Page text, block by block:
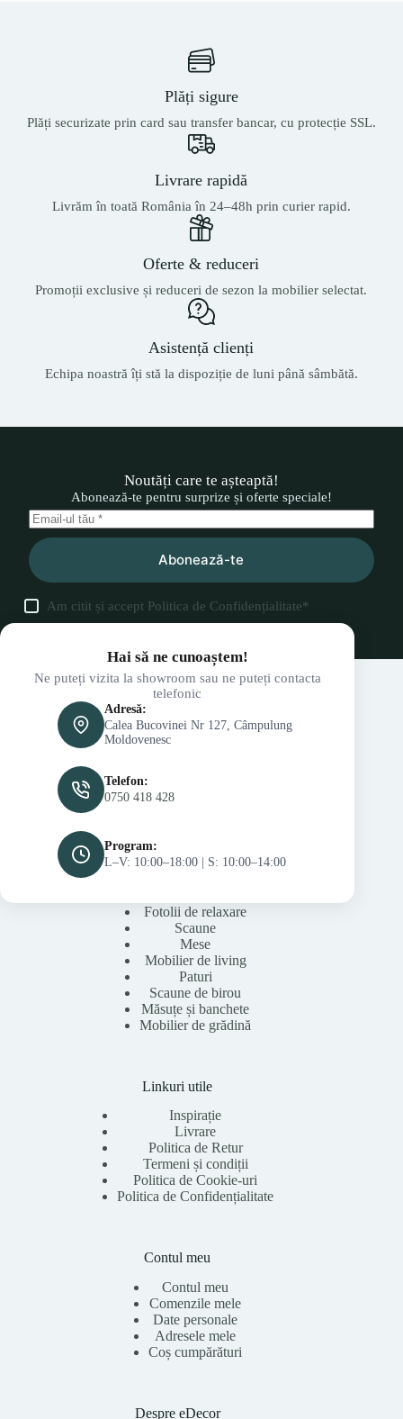
Plăți sigure
Plăți securizate prin card sau transfer bancar, cu protecție SSL.
Livrare rapidă
Livrăm în toată România în 24–48h prin curier rapid.
Oferte & reduceri
Promoții exclusive și reduceri de sezon la mobilier selectat.
Asistență clienți
Echipa noastră îți stă la dispoziție de luni până sâmbătă.
Noutăți care te așteaptă!
Abonează-te pentru surprize și oferte speciale!
Abonează-te
Am citit și accept Politica de Confidențialitate*
Hai să ne cunoaștem!
Ne puteți vizita la showroom sau ne puteți contacta
telefonic
Adresă:
Calea Bucovinei Nr 127, Câmpulung
Moldovenesc
Telefon:
0750 418 428
Program:
L–V: 10:00–18:00 | S: 10:00–14:00
Fotolii de relaxare
Scaune
Mese
Mobilier de living
Paturi
Scaune de birou
Măsuțe și banchete
Mobilier de grădină
Linkuri utile
Inspirație
Livrare
Politica de Retur
Termeni și condiții
Politica de Cookie-uri
Politica de Confidențialitate
Contul meu
Contul meu
Comenzile mele
Date personale
Adresele mele
Coș cumpărături
Despre eDecor